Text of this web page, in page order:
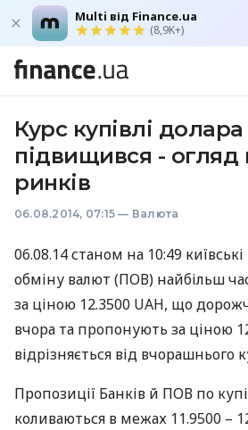
Multi від Finance.ua
(8,9K+)
Курс купівлі долара
підвищився - огляд
ринків
06.08.2014, 07:15 — Валюта
06.08.14 станом на 10:49
обміну валют (ПОВ) найбільш
за ціною 12.3500 UAH, що
вчора та пропонують за ціною
відрізняється від вчорашнього
Пропозиції Банків й ПОВ по
коливаються в межах 11.9500 –